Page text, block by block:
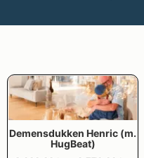
Demensdukken Henric (m.
HugBeat)